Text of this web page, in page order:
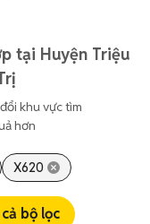
tại Huyện Triệu
khu vực tìm
hơn
X620
bộ lọc